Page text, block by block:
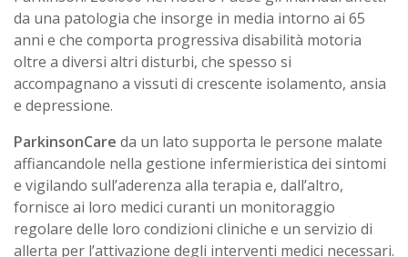
da una patologia che insorge in media intorno ai 65
anni e che comporta progressiva disabilità motoria
oltre a diversi altri disturbi, che spesso si
accompagnano a vissuti di crescente isolamento, ansia
e depressione.
ParkinsonCare da un lato supporta le persone malate
affiancandole nella gestione infermieristica dei sintomi
e vigilando sull’aderenza alla terapia e, dall’altro,
fornisce ai loro medici curanti un monitoraggio
regolare delle loro condizioni cliniche e un servizio di
allerta per l’attivazione degli interventi medici necessari.